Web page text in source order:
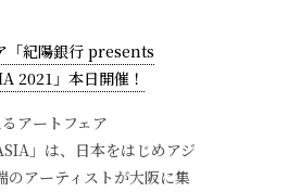
「紀陽銀行 presents
2021」本日開催！
アートフェア
」は、日本をはじめアジ
のアーティストが大阪に集